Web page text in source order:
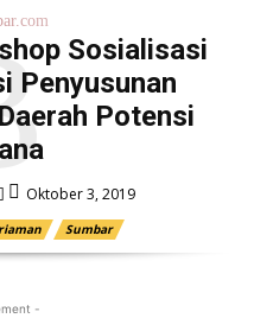
Sosialisasi
Penyusunan
Potensi
Oktober 3, 2019
Sumbar
-